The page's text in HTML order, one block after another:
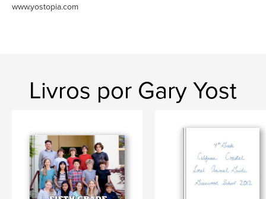
www.yostopia.com
Livros por Gary Yost